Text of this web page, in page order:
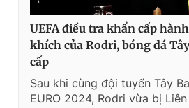
UEFA điều tra khẩn cấp
khích của Rodri, bóng đá
cấp
Sau khi cùng đội tuyển Tây
EURO 2024, Rodri vừa bị